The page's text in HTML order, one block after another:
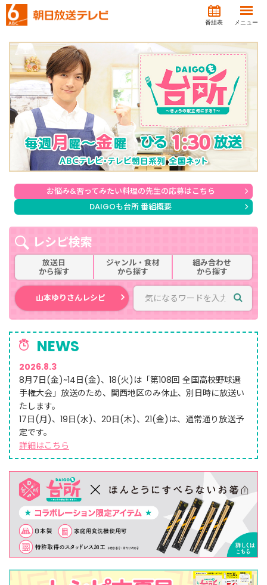
番組表 メニュー
お悩み&習ってみたい料理の先生の応募はこちら
DAIGOも台所 番組概要
レシピ検索
放送日
から探す
ジャンル・食材
から探す
組み合わせ
から探す
山本ゆりさんレシピ
NEWS
2026.8.3
8月7日(金)~14日(金)、18(火)は「第108回 全国高校野球選
手権大会」放送のため、 関西地区のみ休止、別日時に放送い
たします。
17日(月)、19日(水)、20日(木)、21(金)は、通常通り放送予
定です。
詳細はこちら